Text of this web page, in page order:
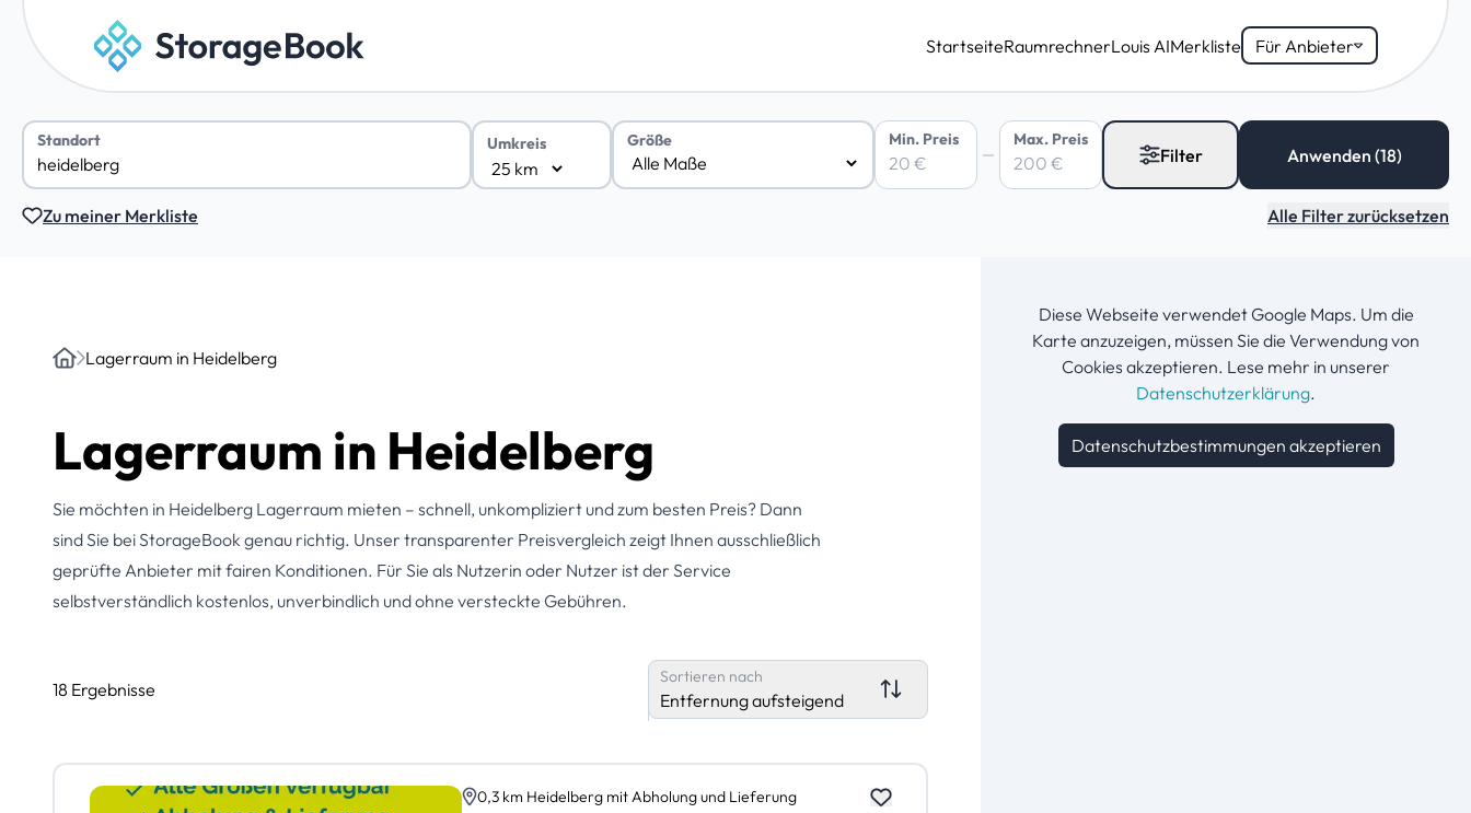
StartseiteRaumrechnerLouis AIMerkliste Für Anbieter
Standort Umkreis Größe Min. Preis Max. Preis
Filter
Zu meiner Merkliste Alle Filter zurücksetzen
Lagerraum in Heidelberg
Lagerraum in Heidelberg
Sie möchten in Heidelberg Lagerraum mieten – schnell, unkompliziert und zum besten Preis? Dann
sind Sie bei StorageBook genau richtig. Unser transparenter Preisvergleich zeigt Ihnen ausschließlich
geprüfte Anbieter mit fairen Konditionen. Für Sie als Nutzerin oder Nutzer ist der Service
selbstverständlich kostenlos, unverbindlich und ohne versteckte Gebühren.
18 Ergebnisse
Sortieren nach
Entfernung aufsteigend
0,3 km Heidelberg mit Abholung und Lieferung
Diese Webseite verwendet Google Maps. Um die
Karte anzuzeigen, müssen Sie die Verwendung von
Cookies akzeptieren. Lese mehr in unserer
Datenschutzerklärung.
Datenschutzbestimmungen akzeptieren